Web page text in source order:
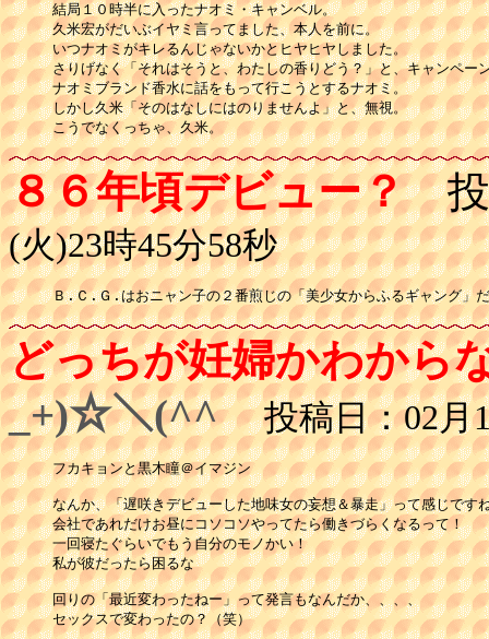
結局１０時半に入ったナオミ・キャンベル。
久米宏がだいぶイヤミ言ってました、本人を前に。
いつナオミがキレるんじゃないかとヒヤヒヤしました。
さりげなく「それはそうと、わたしの香りどう？」と、キャンペー
ナオミブランド香水に話をもって行こうとするナオミ。
しかし久米「そのはなしにはのりませんよ」と、無視。
こうでなくっちゃ、久米。
８６年頃デビュー？投
(火)23時45分58秒
Ｂ.Ｃ.Ｇ.はおニャン子の２番煎じの「美少女からふるギャング」
どっちが妊婦かわから
_+)☆＼(^^ 投稿日：02月
フカキョンと黒木瞳＠イマジン
なんか、「遅咲きデビューした地味女の妄想＆暴走」って感じです
会社であれだけお昼にコソコソやってたら働きづらくなるって！
一回寝たぐらいでもう自分のモノかい！
私が彼だったら困るな
回りの「最近変わったねー」って発言もなんだか、、、、
セックスで変わったの？（笑）